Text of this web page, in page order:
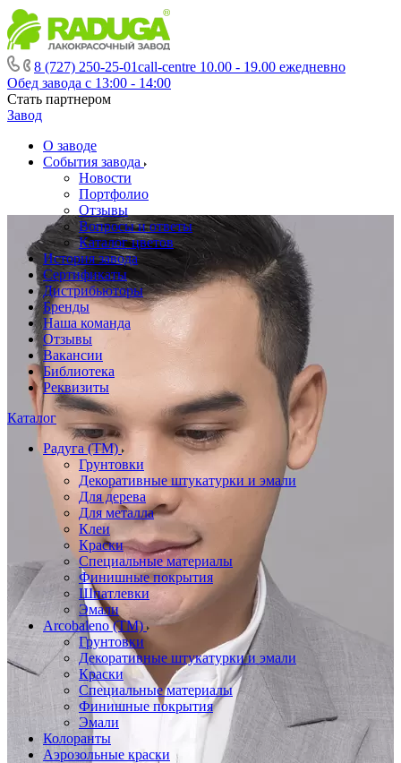
8 (727) 250-25-01call-centre 10.00 - 19.00 ежедневно
Обед завода с 13:00 - 14:00
Стать партнером
Завод
О заводе
События завода
Новости
Портфолио
Отзывы
Вопросы и ответы
Каталог цветов
История завода
Сертификаты
Дистрибьюторы
Бренды
Наша команда
Отзывы
Вакансии
Библиотека
Реквизиты
Каталог
Радуга (ТМ)
Грунтовки
Декоративные штукатурки и эмали
Для дерева
Для металла
Клеи
Краски
Специальные материалы
Финишные покрытия
Шпатлевки
Эмали
Arcobaleno (ТМ)
Грунтовки
Декоративные штукатурки и эмали
Краски
Специальные материалы
Финишные покрытия
Эмали
Колоранты
Аэрозольные краски